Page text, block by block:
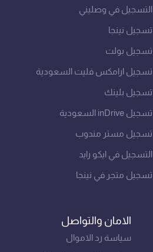
التسجيل في وصليني
تسجيل نينجا
تسجيل بولت
تسجيل ارامكس فليت السعودية
تسجيل بلينك
تسجيل inDrive السعودية
تسجيل مستر مندوب
التسجيل في ايكو رايد
تسجيل متجر في نينجا
الامان والتواصل
سياسة رد الاموال